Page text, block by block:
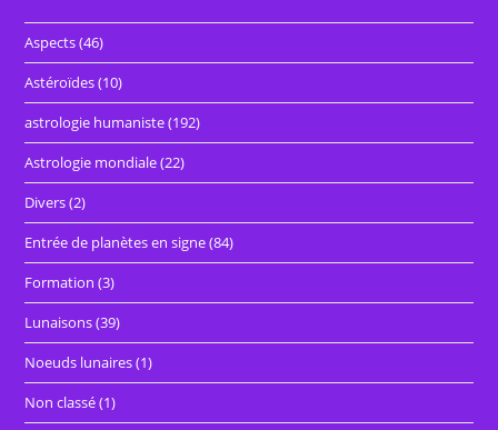
Aspects(46)
Astéroïdes(10)
astrologie humaniste(192)
Astrologie mondiale(22)
Divers(2)
Entrée de planètes en signe(84)
Formation (3)
Lunaisons(39)
Noeuds lunaires(1)
Non classé(1)